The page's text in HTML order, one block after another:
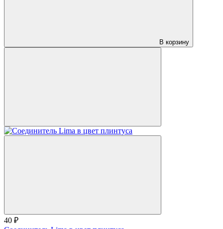
В корзину
40 ₽